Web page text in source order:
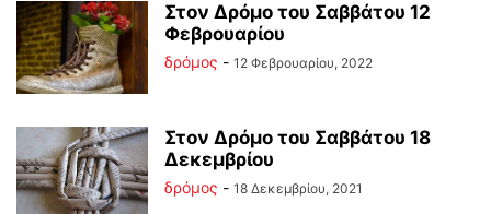
Στον Δρόμο του Σαββάτου 12
Φεβρουαρίου
δρόμος - 12 Φεβρουαρίου, 2022
Στον Δρόμο του Σαββάτου 18
Δεκεμβρίου
δρόμος - 18 Δεκεμβρίου, 2021